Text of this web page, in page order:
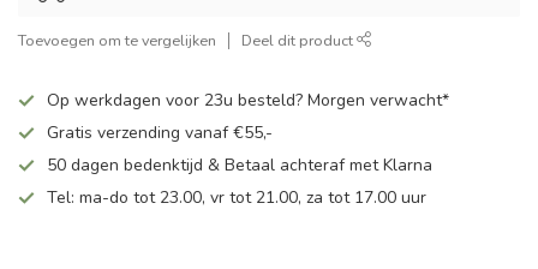
Toevoegen om te vergelijken Deel dit product
Op werkdagen voor 23u besteld? Morgen verwacht*
Gratis verzending vanaf €55,-
50 dagen bedenktijd & Betaal achteraf met Klarna
Tel: ma-do tot 23.00, vr tot 21.00, za tot 17.00 uur